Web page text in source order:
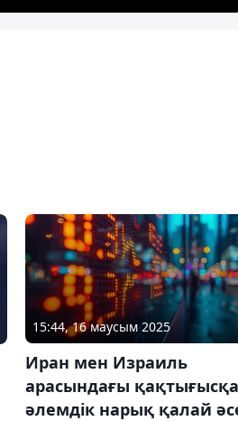
15:44, 16 маусым 2025
Иран мен Израиль
арасындағы қақтығысқа
әлемдік нарық қалай